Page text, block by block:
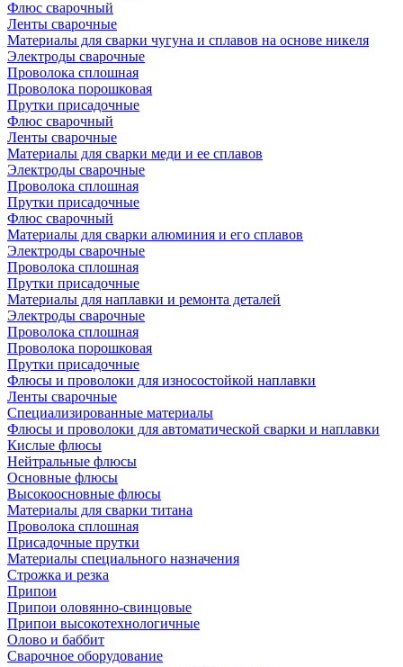
Флюс сварочный
Ленты сварочные
Материалы для сварки чугуна и сплавов на основе никеля
Электроды сварочные
Проволока сплошная
Проволока порошковая
Прутки присадочные
Флюс сварочный
Ленты сварочные
Материалы для сварки меди и ее сплавов
Электроды сварочные
Проволока сплошная
Прутки присадочные
Флюс сварочный
Материалы для сварки алюминия и его сплавов
Электроды сварочные
Проволока сплошная
Прутки присадочные
Материалы для наплавки и ремонта деталей
Электроды сварочные
Проволока сплошная
Проволока порошковая
Прутки присадочные
Флюсы и проволоки для износостойкой наплавки
Ленты сварочные
Специализированные материалы
Флюсы и проволоки для автоматической сварки и наплавки
Кислые флюсы
Нейтральные флюсы
Основные флюсы
Высокоосновные флюсы
Материалы для сварки титана
Проволока сплошная
Присадочные прутки
Материалы специального назначения
Строжка и резка
Припои
Припои оловянно-свинцовые
Припои высокотехнологичные
Олово и баббит
Сварочное оборудование